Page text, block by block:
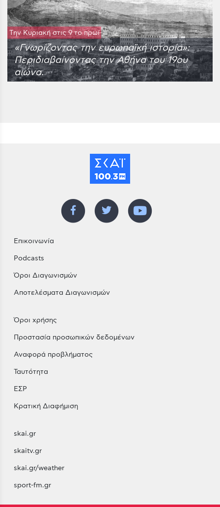
Tην Κυριακή στις 9 το πρωί
«Γνωρίζοντας την ευρωπαϊκή ιστορία»:
Περιδιαβαίνοντας την Αθήνα του 19ου
αιώνα.
Επικοινωνία
Podcasts
Όροι Διαγωνισμών
Αποτελέσματα Διαγωνισμών
Όροι χρήσης
Προστασία προσωπικών δεδομένων
Αναφορά προβλήματος
Ταυτότητα
ΕΣΡ
Κρατική Διαφήμιση
skai.gr
skaitv.gr
skai.gr/weather
sport-fm.gr